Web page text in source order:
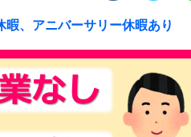
、アニバーサリー休暇あり